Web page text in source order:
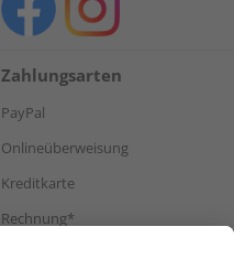
Zahlungsarten
PayPal
Onlineüberweisung
Kreditkarte
Rechnung*